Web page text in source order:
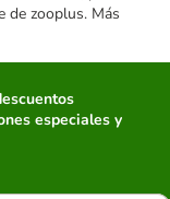
de zooplus. Más
especiales y